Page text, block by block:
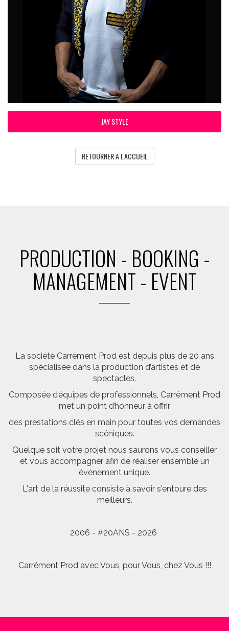
JAY STYLE
RETOURNER A L'ACCUEIL
PRODUCTION - BOOKING -
MANAGEMENT - EVENT
La société Carrément Prod est depuis plus de 20 ans
spécialisée dans la production d’artistes et de
spectacles.
Composée d’équipes de professionnels, Carrément Prod
met un point d’honneur à offrir
des prestations clés en main pour toutes vos demandes
scéniques.
Quelque soit votre projet nous saurons vous conseiller
et vous accompagner afin de réaliser ensemble un
évènement unique.
L'art de la réussite consiste à savoir s'entoure des
meilleurs.
2006 - #20ANS - 2026
Carrément Prod avec Vous, pour Vous, chez Vous !!!